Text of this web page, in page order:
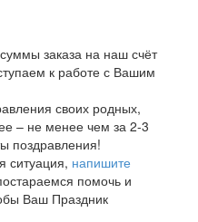
заказа на наш счёт
к работе с Вашим
своих родных,
– не менее чем за 2-3
поздравления!
ситуация, напишите
помочь и
Ваш Праздник